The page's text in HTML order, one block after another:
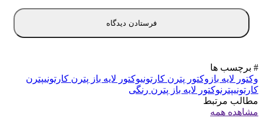
# برچسب ها
وکتور لایه باز وکتور پترن کارتونیوکتور لایه باز پترن کارتونیپترن
کارتونیپترنوکتور لایه باز پترن رنگی
مطالب مرتبط
مشاهده همه